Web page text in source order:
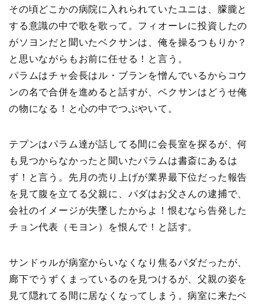
その頃どこかの病院に入れられていたユニは、朦朧と
する意識の中で歌を歌って。フィオーレに投資したの
がソヨンだと聞いたベクサンは、俺を操るつもりか？
と思いながらもお前に任せる！と言う。
パラムはチャ会長はル・ブランを憎んでいるからコウ
ンの名で合併を進めると話すが、ベクサンはどうせ俺
の物になる！と心の中でつぶやいて。
テプンはパラム達が話してる間に会長室を探るが、何
も見つからなかったと聞いたパラムは書斎にあるは
ず！と言う。先月の売り上げが業界最下位だった報告
を見て腹を立てる父親に、パダはお父さんの逮捕で、
会社のイメージが失墜したからよ！恨むなら告発した
チョン代表（モヨン）を恨んで！と話す。
サンドゥルが病室からいなくなり焦るパダだったが、
廊下でうずくまっているのを見つけるが、父親の姿を
見て隠れてる間に居なくなってしまう。病室に来たベ